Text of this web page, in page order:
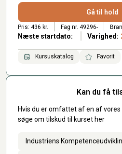
Gå til hold
Pris: 436 kr. Fag nr. 49296-
Næste startdato: Varighed:
Kursuskatalog Favorit
Kan du få
Hvis du er omfattet af en af
søge om tilskud til kurset her
Industriens